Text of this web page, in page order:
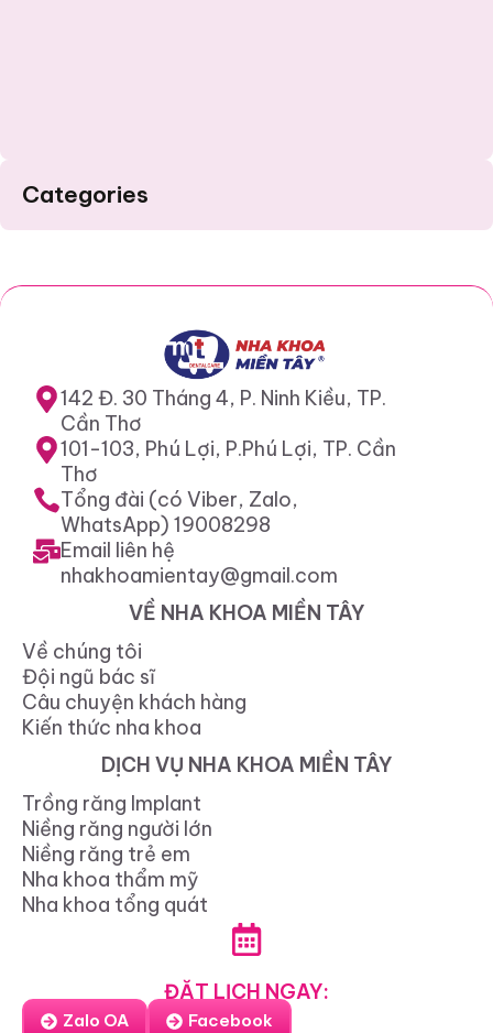
Categories
142 Đ. 30 Tháng 4, P. Ninh Kiều, TP.
Cần Thơ
101-103, Phú Lợi, P.Phú Lợi, TP. Cần
Thơ
Tổng đài (có Viber, Zalo,
WhatsApp) 19008298
Email liên hệ
nhakhoamientay@gmail.com
VỀ NHA KHOA MIỀN TÂY
Về chúng tôi
Đội ngũ bác sĩ
Câu chuyện khách hàng
Kiến thức nha khoa
DỊCH VỤ NHA KHOA MIỀN TÂY
Trồng răng Implant
Niềng răng người lớn
Niềng răng trẻ em
Nha khoa thẩm mỹ
Nha khoa tổng quát
ĐẶT LỊCH NGAY:
Zalo OA Facebook